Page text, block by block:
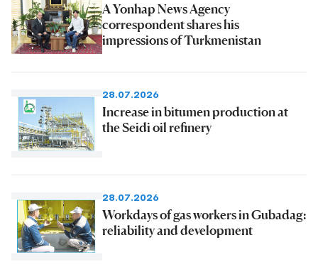
A Yonhap News Agency
correspondent shares his
impressions of Turkmenistan
28.07.2026
Increase in bitumen production at
the Seidi oil refinery
28.07.2026
Workdays of gas workers in Gubadag:
reliability and development